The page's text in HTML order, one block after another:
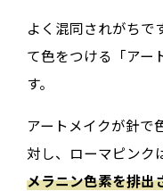
よく混同されがちで
て色をつける「アー
す。
アートメイクが針で
対し、ローマピンク
メラニン色素を排出